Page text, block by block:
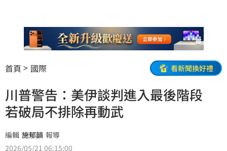
首頁 國際 看新聞換好禮
川普警告：美伊談判進入最後階段
若破局不排除再動武
編輯 施郁韻 報導
2026/05/21 06:15:00